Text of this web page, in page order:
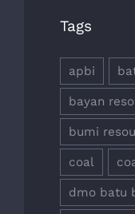
Tags
apbi
bayan
bumi
coal
dmo batu